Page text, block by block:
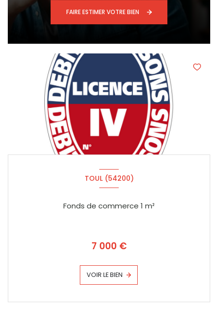
FAIRE ESTIMER VOTRE BIEN
TOUL (54200)
Fonds de commerce 1 m²
7 000 €
VOIR LE BIEN